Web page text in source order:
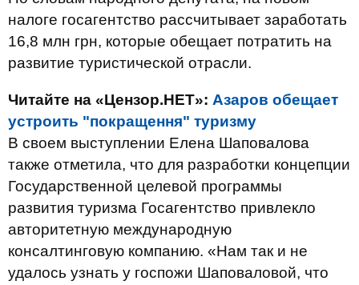
налоге госагентство рассчитывает заработать
16,8 млн грн, которые обещает потратить на
развитие туристической отрасли.
Читайте на «Цензор.НЕТ»: Азаров обещает
устроить "покращення" туризму
В своем выступлении Елена Шаповалова
также отметила, что для разработки концепции
Государственной целевой программы
развития туризма Госагентство привлекло
авторитетную международную
консалтинговую компанию. «Нам так и не
удалось узнать у госпожи Шаповаловой, что